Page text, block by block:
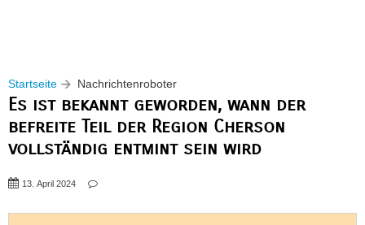
Startseite Nachrichtenroboter
Es ist bekannt geworden, wann der
befreite Teil der Region Cherson
vollständig entmint sein wird
13. April 2024